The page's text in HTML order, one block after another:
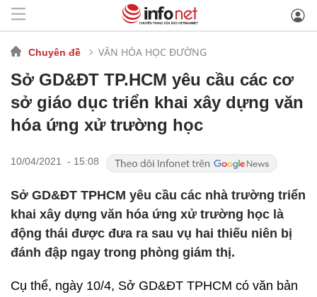
Chuyên đề VĂN HÓA HỌC ĐƯỜNG
Sở GD&ĐT TP.HCM yêu cầu các cơ
sở giáo dục triển khai xây dựng văn
hóa ứng xử trường học
10/04/2021 - 15:08
Sở GD&ĐT TPHCM yêu cầu các nhà trường triển
khai xây dựng văn hóa ứng xử trường học là
động thái được đưa ra sau vụ hai thiếu niên bị
đánh đập ngay trong phòng giám thị.
Cụ thể, ngày 10/4, Sở GD&ĐT TPHCM có văn bản